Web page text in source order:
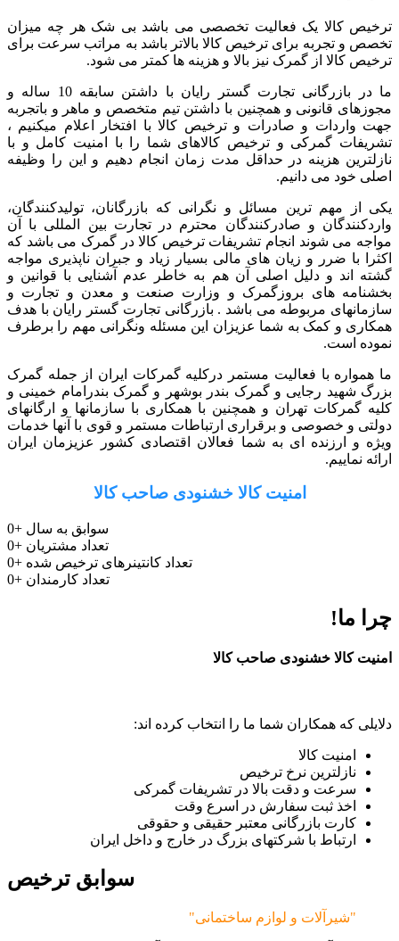
ترخیص کالا یک فعالیت تخصصی می باشد بی شک هر چه میزان
تخصص و تجربه برای ترخیص کالا بالاتر باشد به مراتب سرعت برای
ترخیص کالا از گمرک نیز بالا و هزینه ها کمتر می شود.
ما در بازرگانی تجارت گستر رایان با داشتن سابقه 10 ساله و
مجوزهای قانونی و همچنین با داشتن تیم متخصص و ماهر و باتجربه
جهت واردات و صادرات و ترخیص کالا با افتخار اعلام میکنیم ،
تشریفات گمرکی و ترخیص کالاهای شما را با امنیت کامل و با
نازلترین هزینه در حداقل مدت زمان انجام دهیم و این را وظیفه
اصلی خود می دانیم.
یکی از مهم ترین مسائل و نگرانی که بازرگانان، تولیدکنندگان،
واردکنندگان و صادرکنندگان محترم در تجارت بین المللی با آن
مواجه می شوند انجام تشریفات ترخیص کالا در گمرک می باشد که
اکثرا با ضرر و زیان های مالی بسیار زیاد و جبران ناپذیری مواجه
گشته اند و دلیل اصلی آن هم به خاطر عدم آشنایی با قوانین و
بخشنامه های بروزگمرک و وزارت صنعت و معدن و تجارت و
سازمانهای مربوطه می باشد . بازرگانی تجارت گستر رایان با هدف
همکاری و کمک به شما عزیزان این مسئله ونگرانی مهم را برطرف
نموده است.
ما همواره با فعالیت مستمر درکلیه گمرکات ایران از جمله گمرک
بزرگ شهید رجایی و گمرک بندر بوشهر و گمرک بندرامام خمینی و
کلیه گمرکات تهران و همچنین با همکاری با سازمانها و ارگانهای
دولتی و خصوصی و برقراری ارتباطات مستمر و قوی با آنها خدمات
ویژه و ارزنده ای به شما فعالان اقتصادی کشور عزیزمان ایران
ارائه نماییم.
امنیت کالا خشنودی صاحب کالا
0+ سوابق به سال
0+ تعداد مشتریان
0+ تعداد کانتینرهای ترخیص شده
0+ تعداد کارمندان
چرا ما!
امنیت کالا خشنودی صاحب کالا
دلایلی که همکاران شما ما را انتخاب کرده اند:
امنیت کالا
نازلترین نرخ ترخیص
سرعت و دقت بالا در تشریفات گمرکی
اخذ ثبت سفارش در اسرع وقت
کارت بازرگانی معتبر حقیقی و حقوقی
ارتباط با شرکتهای بزرگ در خارج و داخل ایران
سوابق ترخیص
"شیرآلات و لوازم ساختمانی"